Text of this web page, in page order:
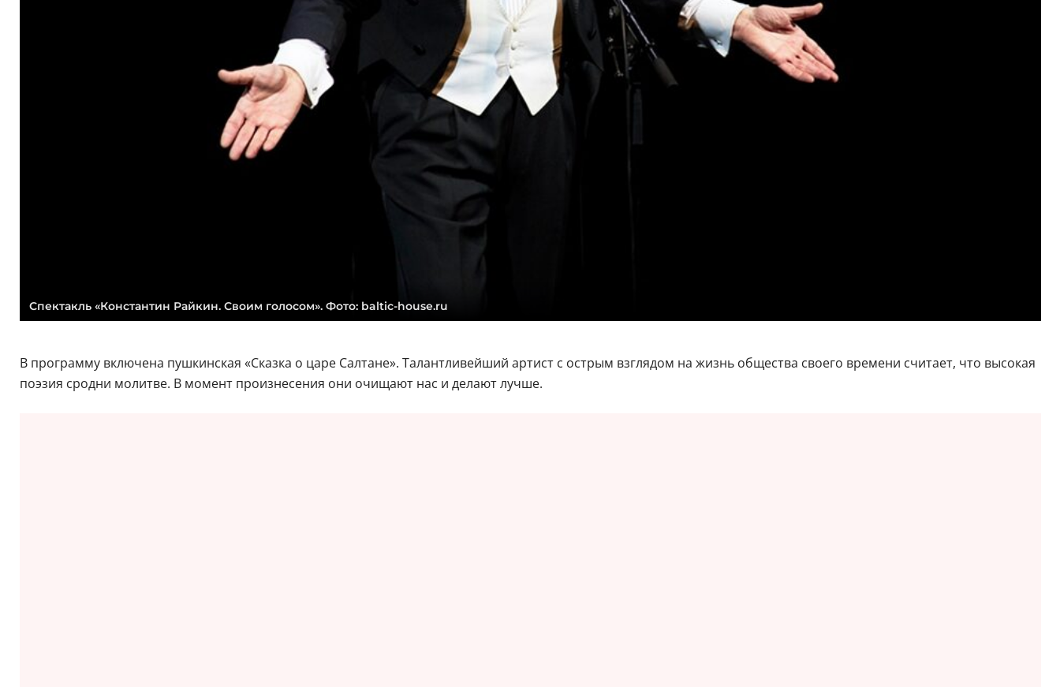
Спектакль «Константин Райкин. Своим голосом». Фото: baltic-house.ru
В программу включена пушкинская «Сказка о царе Салтане». Талантливейший артист с острым взглядом на жизнь общества своего времени считает, что высокая
поэзия сродни молитве. В момент произнесения они очищают нас и делают лучше.